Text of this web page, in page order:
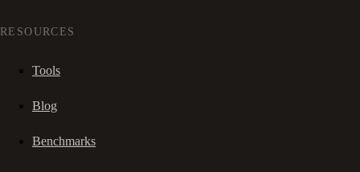
RESOURCES
Tools
Blog
Benchmarks